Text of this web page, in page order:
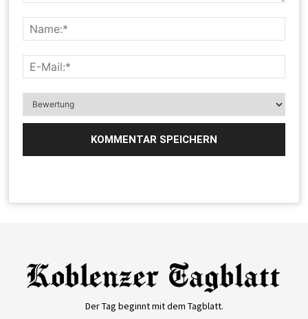
Der Tag beginnt mit dem Tagblatt.